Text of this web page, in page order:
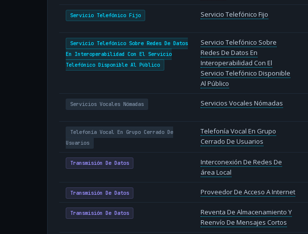
Servicio Telefónico Fijo Servicio Telefónico Fijo
Servicio Telefónico Sobre Redes De Datos
En Interoperabilidad Con El Servicio
Telefónico Disponible Al Público
Servicio Telefónico Sobre
Redes De Datos En
Interoperabilidad Con El
Servicio Telefónico Disponible
Al Público
Servicios Vocales Nómadas Servicios Vocales Nómadas
Telefonía Vocal En Grupo Cerrado De
Usuarios
Telefonía Vocal En Grupo
Cerrado De Usuarios
Transmisión De Datos
Interconexión De Redes De
área Local
Transmisión De Datos Proveedor De Acceso A Internet
Transmisión De Datos
Reventa De Almacenamiento Y
Reenvío De Mensajes Cortos